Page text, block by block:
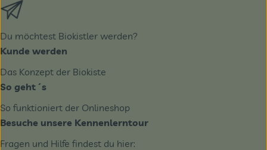
Du möchtest Biokistler werden?
Kunde werden
Das Konzept der Biokiste
So geht´s
So funktioniert der Onlineshop
Besuche unsere Kennenlerntour
Fragen und Hilfe findest du hier: